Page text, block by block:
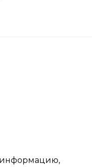
информацию,